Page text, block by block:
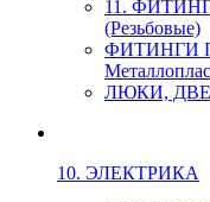
11.
(Резьбовые)
ФИТИНГИ
ЛЮКИ,
10. ЭЛЕКТРИКА